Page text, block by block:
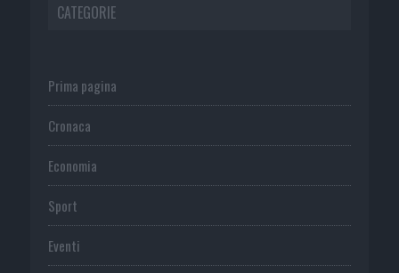
CATEGORIE
Prima pagina
Cronaca
Economia
Sport
Eventi